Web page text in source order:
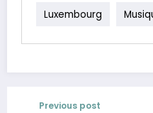
Luxembourg
Previous post